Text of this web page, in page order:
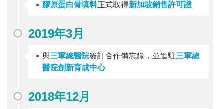
膠原蛋白骨填料正式取得新加坡銷售許可證
2019年3月
與三軍總醫院簽訂合作備忘錄，並進駐三軍總
醫院創新育成中心
2018年12月